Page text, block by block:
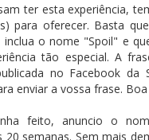
ter esta experiência,
para oferecer. Basta
o nome "Spoil" e
tão especial. A
no Facebook
enviar a vossa frase.
feito, anuncio o
semanas. Sem mais